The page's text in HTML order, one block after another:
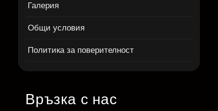
Галерия
Общи условия
Политика за поверителност
Връзка с нас